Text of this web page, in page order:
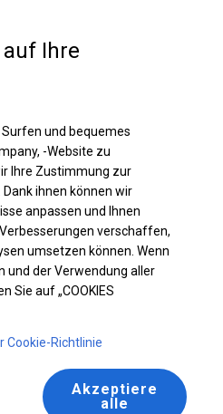
| 6x16 m
Ihre
und bequemes
-Website zu
Ihre Zustimmung zur
ihnen können wir
anpassen und Ihnen
verschaffen,
umsetzen können. Wenn
und der Verwendung aller
Sie auf „COOKIES
Cookie-Richtlinie
Akzeptiere
alle